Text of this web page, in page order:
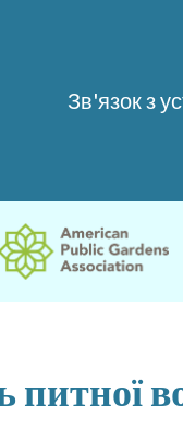
Зв'язок з
питної